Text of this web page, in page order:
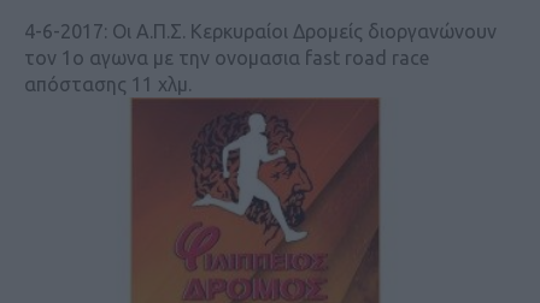
4-6-2017: Οι Α.Π.Σ. Κερκυραίοι Δρομείς διοργανώνουν
τον 1ο αγωνα με την ονομασια fast road race
απόστασης 11 χλμ.